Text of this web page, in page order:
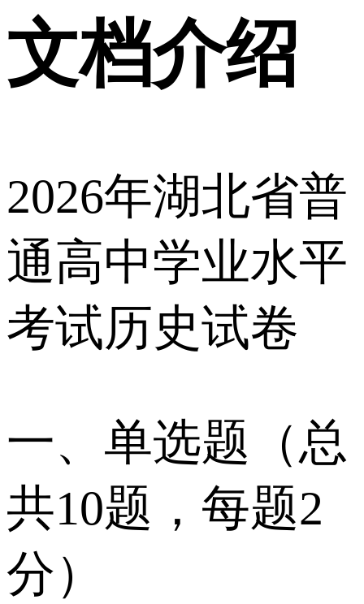
文档介绍
2026年湖北省普
通高中学业水平
考试历史试卷
一、单选题（总
共10题，每题2
分）